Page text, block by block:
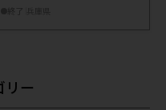
リー